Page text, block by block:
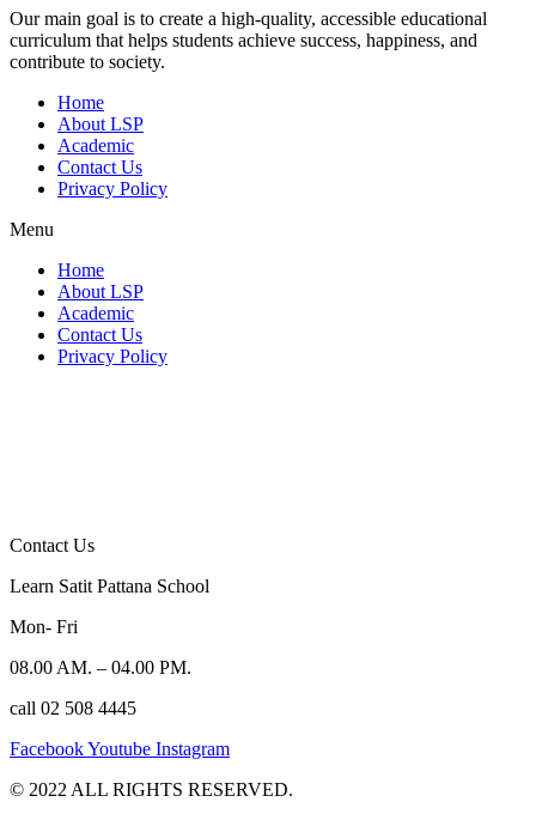
Our main goal is to create a high-quality, accessible educational
curriculum that helps students achieve success, happiness, and
contribute to society.
Home
About LSP
Academic
Contact Us
Privacy Policy
Menu
Home
About LSP
Academic
Contact Us
Privacy Policy
Contact Us
Learn Satit Pattana School
Mon- Fri
08.00 AM. – 04.00 PM.
call 02 508 4445
FacebookYoutube Instagram
©️ 2022 ALL RIGHTS RESERVED.